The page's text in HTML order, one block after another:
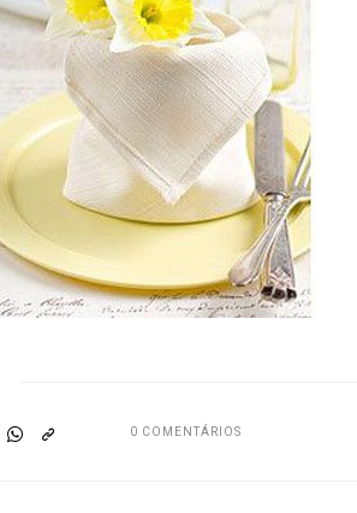
0 COMENTÁRIOS